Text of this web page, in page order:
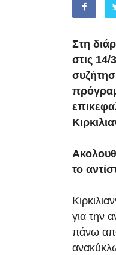
Στη
στις 14/
το
για την
πάνω από